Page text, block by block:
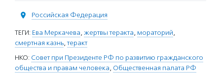
Российская Федерация
ТЕГИ: Ева Меркачева, жертвы теракта, мораторий,
смертная казнь,теракт
НКО: Совет при Президенте РФ по развитию гражданского
общества и правам человека, Общественная палата РФ